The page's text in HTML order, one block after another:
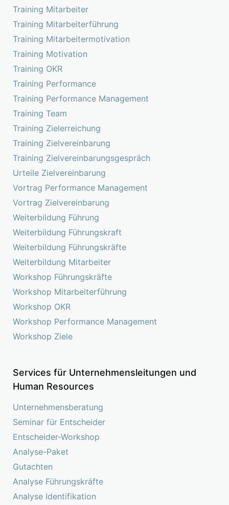
Training Mitarbeiter
Training Mitarbeiterführung
Training Mitarbeitermotivation
Training Motivation
Training OKR
Training Performance
Training Performance Management
Training Team
Training Zielerreichung
Training Zielvereinbarung
Training Zielvereinbarungsgespräch
Urteile Zielvereinbarung
Vortrag Performance Management
Vortrag Zielvereinbarung
Weiterbildung Führung
Weiterbildung Führungskraft
Weiterbildung Führungskräfte
Weiterbildung Mitarbeiter
Workshop Führungskräfte
Workshop Mitarbeiterführung
Workshop OKR
Workshop Performance Management
Workshop Ziele
Services für Unternehmensleitungen und
Human Resources
Unternehmensberatung
Seminar für Entscheider
Entscheider-Workshop
Analyse-Paket
Gutachten
Analyse Führungskräfte
Analyse Identifikation